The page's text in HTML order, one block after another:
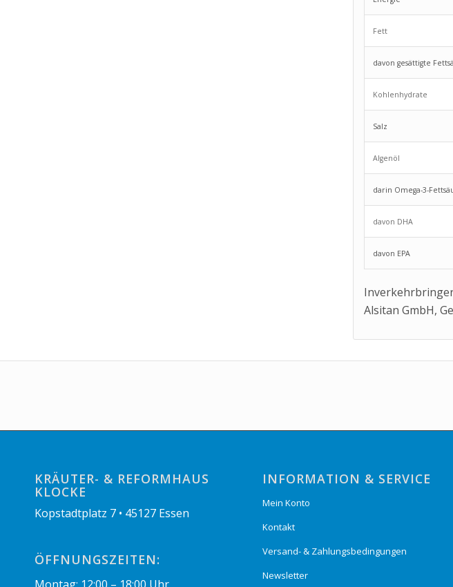
Fett
davon gesättigte
Kohlenhydrate
Salz
Algenöl
darin Omega-3-
davon DHA
davon EPA
Alsitan GmbH,
KRÄUTER- & REFORMHAUS
KLOCKE
Kopstadtplatz 7 • 45127 Essen
ÖFFNUNGSZEITEN:
INFORMATION & SERVICE
Mein Konto
Kontakt
Versand- & Zahlungsbedingungen
Newsletter